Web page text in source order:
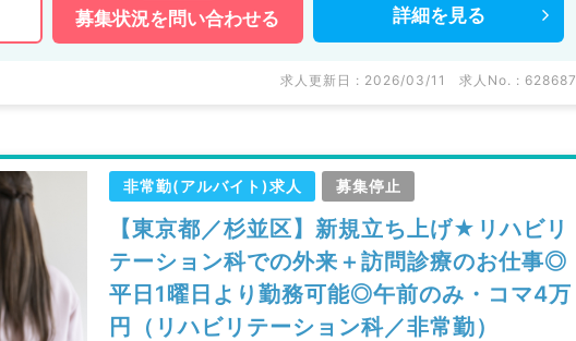
募集状況を 問い合わせる 詳細を 見る
求人更新日 : 2026/03/11 求人No. : 628687
非常勤(アルバイト)求人 募集停止
【東京都／杉並区】新規立ち上げ★リハビリ
テーション科での外来＋訪問診療のお仕事◎
平日1曜日より勤務可能◎午前のみ・コマ4万
円（リハビリテーション科／非常勤）